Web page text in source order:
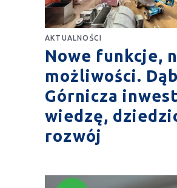
AKTUALNOŚCI
Nowe funkcje,
możliwości.
Górnicza
wiedzę,
rozwój